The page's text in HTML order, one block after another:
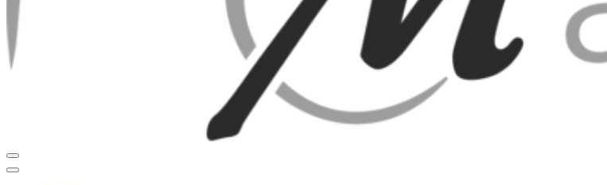
Navigationsmenü
Navigationsmenü